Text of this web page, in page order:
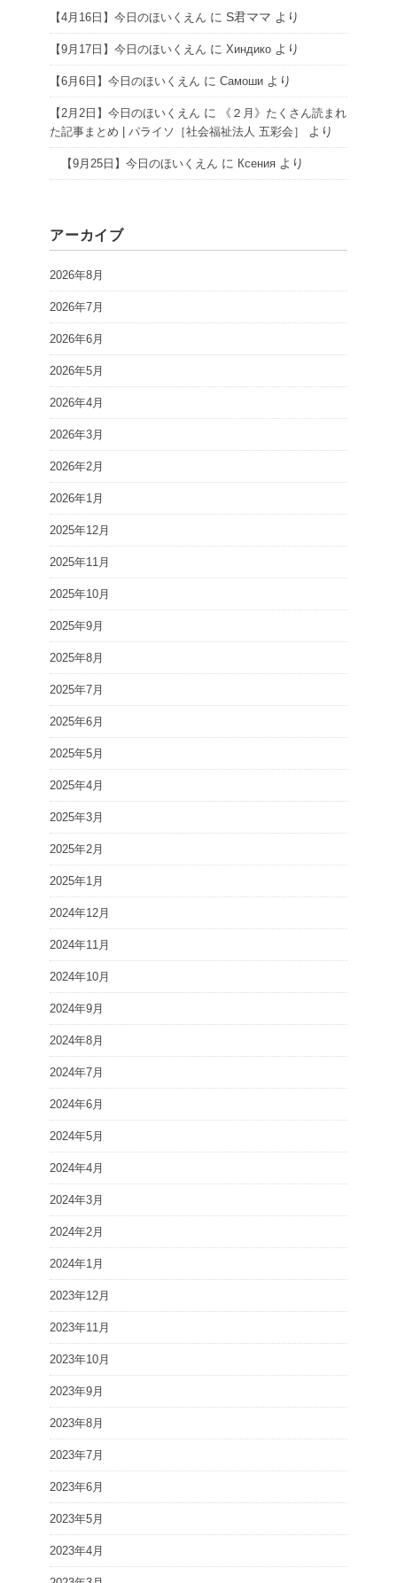
【4月16日】今日のほいくえん に S君ママ より
【9月17日】今日のほいくえん に Хиндико より
【6月6日】今日のほいくえん に Самоши より
【2月2日】今日のほいくえん に
《２月》たくさん読まれ
た記事まとめ | パライソ［社会福祉法人 五彩会］
より
【9月25日】今日のほいくえん に Ксения より
アーカイブ
2026年8月
2026年7月
2026年6月
2026年5月
2026年4月
2026年3月
2026年2月
2026年1月
2025年12月
2025年11月
2025年10月
2025年9月
2025年8月
2025年7月
2025年6月
2025年5月
2025年4月
2025年3月
2025年2月
2025年1月
2024年12月
2024年11月
2024年10月
2024年9月
2024年8月
2024年7月
2024年6月
2024年5月
2024年4月
2024年3月
2024年2月
2024年1月
2023年12月
2023年11月
2023年10月
2023年9月
2023年8月
2023年7月
2023年6月
2023年5月
2023年4月